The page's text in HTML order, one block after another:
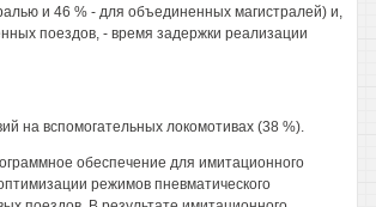
и 46 % - для объединенных магистралей) и,
поездов, - время задержки реализации
на вспомогательных локомотивах (38 %).
обеспечение для имитационного
режимов пневматического